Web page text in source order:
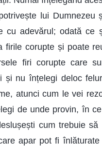
lui Dumnezeu
adevărul; odată ce
firile corupte și poate
firi corupte care
și nu înțelegi deloc
atunci cum le vei
de unde provin, în
cum trebuie
apar pot fi